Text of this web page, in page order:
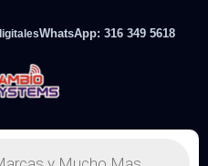
WhatsApp: 316 349 5618